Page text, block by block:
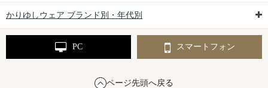
かりゆしウェア ブランド別・年代別
PC スマートフォン
ページ先頭へ戻る